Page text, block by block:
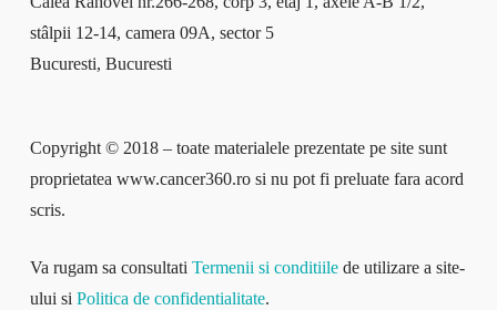
stâlpii 12-14, camera 09A, sector 5
Bucuresti, Bucuresti
Copyright © 2018 – toate materialele prezentate pe site sunt
proprietatea www.cancer360.ro si nu pot fi preluate fara acord
scris.
Va rugam sa consultati Termenii si conditiilede utilizare a site-
ului si Politica de confidentialitate.